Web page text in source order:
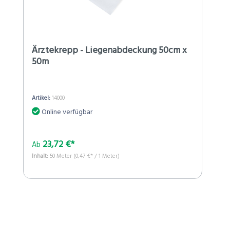
Ärztekrepp - Liegenabdeckung 50cm x
50m
Artikel:14000
Online verfügbar
Ab 23,72 €*
Inhalt:50 Meter (0,47 €* / 1 Meter)